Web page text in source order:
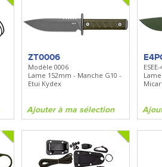
ZT0006
Modèle 0006
Lame 152mm - Manche G10 -
Etui Kydex
Ajouter à ma sélection